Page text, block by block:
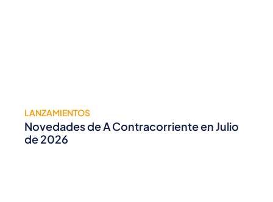
LANZAMIENTOS
Novedades de A Contracorriente en Julio
de 2026